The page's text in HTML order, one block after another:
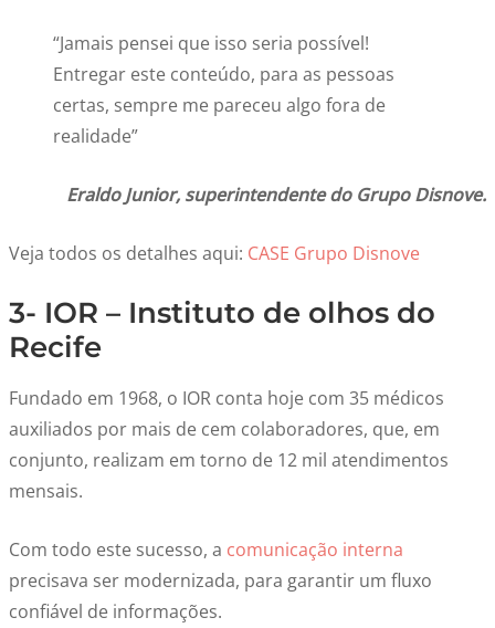
“Jamais pensei que isso seria possível!
Entregar este conteúdo, para as pessoas
certas, sempre me pareceu algo fora de
realidade”
Eraldo Junior, superintendente do Grupo Disnove.
Veja todos os detalhes aqui: CASE Grupo Disnove
3- IOR – Instituto de olhos do
Recife
Fundado em 1968, o IOR conta hoje com 35 médicos
auxiliados por mais de cem colaboradores, que, em
conjunto, realizam em torno de 12 mil atendimentos
mensais.
Com todo este sucesso, a comunicação interna
precisava ser modernizada, para garantir um fluxo
confiável de informações.